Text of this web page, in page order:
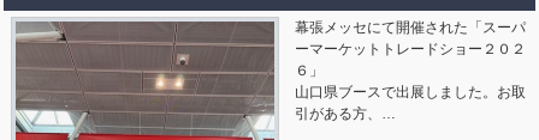
幕張メッセにて開催された「スーパ
ーマーケットトレードショー２０２
６」
山口県ブースで出展しました。お取
引がある方、…